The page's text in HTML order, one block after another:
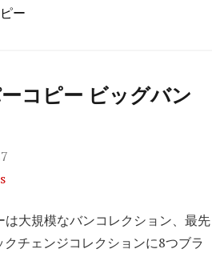
ー
コピー ビッグバン
は大規模なバンコレクション、最先
チェンジコレクションに8つブラ